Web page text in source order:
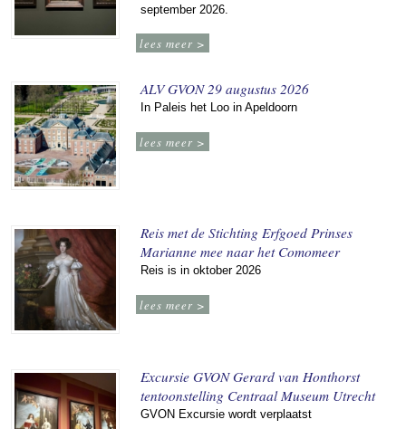
september 2026.
lees meer >
ALV GVON 29 augustus 2026
In Paleis het Loo in Apeldoorn
lees meer >
Reis met de Stichting Erfgoed Prinses
Marianne mee naar het Comomeer
Reis is in oktober 2026
lees meer >
Excursie GVON Gerard van Honthorst
tentoonstelling Centraal Museum Utrecht
GVON Excursie wordt verplaatst